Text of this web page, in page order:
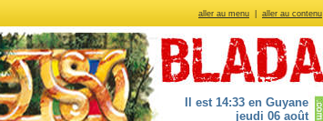
aller au menu aller au contenu
Il est 14:33 en Guyane
jeudi 06 août